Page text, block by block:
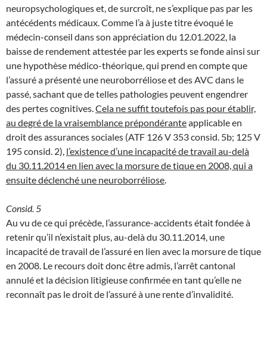
neuropsychologiques et, de surcroît, ne s’explique pas par les
antécédents médicaux. Comme l’a à juste titre évoqué le
médecin-conseil dans son appréciation du 12.01.2022, la
baisse de rendement attestée par les experts se fonde ainsi sur
une hypothèse médico-théorique, qui prend en compte que
l’assuré a présenté une neuroborréliose et des AVC dans le
passé, sachant que de telles pathologies peuvent engendrer
des pertes cognitives. Cela ne suffit toutefois pas pour établir,
au degré de la vraisemblance prépondéranteapplicable en
droit des assurances sociales (ATF 126 V 353 consid. 5b; 125 V
195 consid. 2), l’existence d’une incapacité de travail au-delà
du 30.11.2014 en lien avec la morsure de tique en 2008, qui a
ensuite déclenché une neuroborréliose
Consid. 5
Au vu de ce qui précède, l’assurance-accidents était fondée à
retenir qu’il n’existait plus, au-delà du 30.11.2014, une
incapacité de travail de l’assuré en lien avec la morsure de tique
en 2008. Le recours doit donc être admis, l’arrêt cantonal
annulé et la décision litigieuse confirmée en tant qu’elle ne
reconnaît pas le droit de l’assuré à une rente d’invalidité.